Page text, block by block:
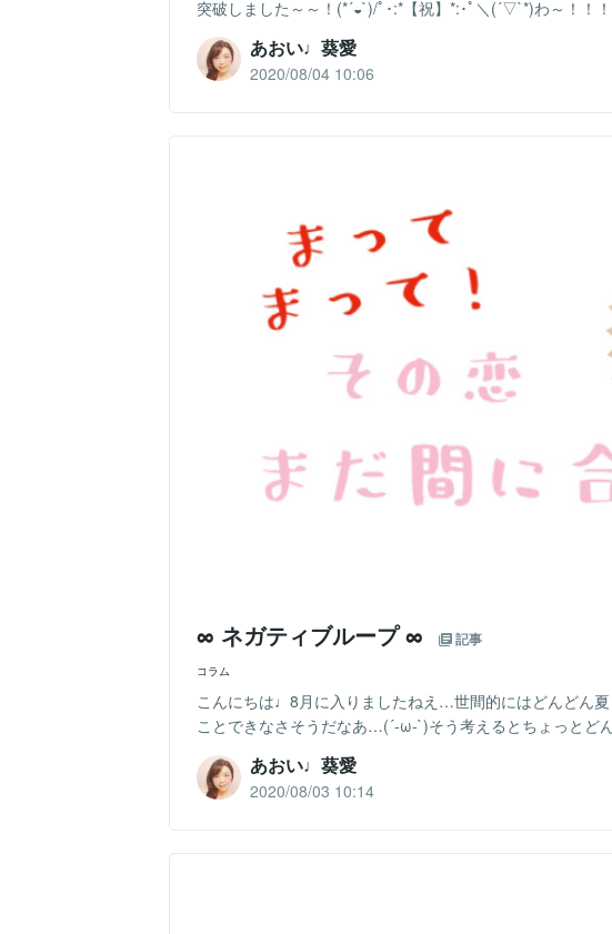
突破しました～～！(*´◒`)/ﾟ･:*【祝】*:･ﾟ＼(´▽`*)わ～！！
あおい♩葵愛
2020/08/04 10:06
∞ ネガティブループ ∞ 記事
コラム
こんにちは♩8月に入りましたねえ…世間的にはどんどん
ことできなさそうだなあ…(´-ω-`)そう考えるとちょっとど
あおい♩葵愛
2020/08/03 10:14